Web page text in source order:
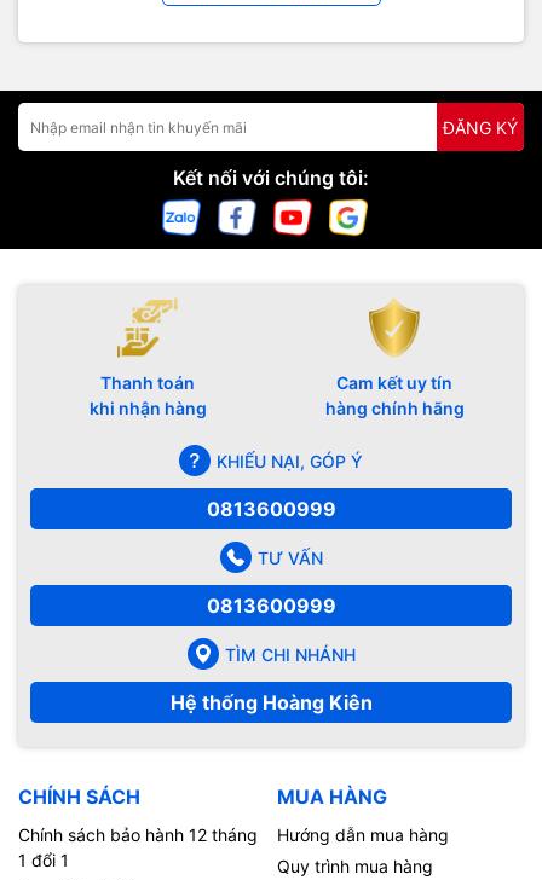
ĐĂNG KÝ
Kết nối với chúng tôi:
Thanh toán
khi nhận hàng
Cam kết uy tín
hàng chính hãng
KHIẾU NẠI, GÓP Ý
0813600999
TƯ VẤN
0813600999
TÌM CHI NHÁNH
Hệ thống Hoàng Kiên
CHÍNH SÁCH
Chính sách bảo hành 12 tháng
1 đổi 1
MUA HÀNG
Hướng dẫn mua hàng
Quy trình mua hàng